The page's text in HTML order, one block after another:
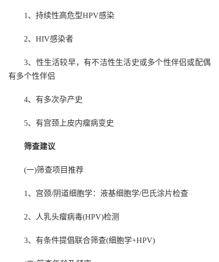
1 、持续性高危型HPV感染
2、 HIV感染者
3、性生活较早，有不洁性生活史或多个性伴侣或配偶
有多个性伴侣
4、有多次孕产史
5、有宫颈上皮内瘤病变史
筛查建议
(一)筛查项目推荐
1 、宫颈/阴道细胞学：液基细胞学/巴氏涂片检查
2、人乳头瘤病毒(HPV)检测
3、有条件提倡联合筛查(细胞学+HPV)